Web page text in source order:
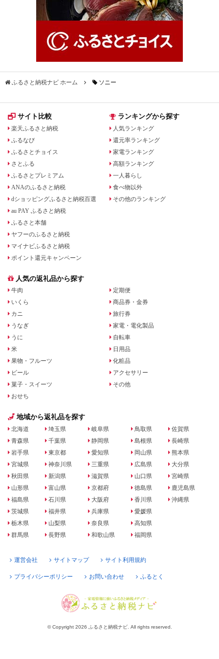
ふるさと納税ナビ ホーム ソニー
サイト比較
楽天ふるさと納税
ふるなび
ふるさとチョイス
さとふる
ふるさとプレミアム
ANAのふるさと納税
dショッピングふるさと納税百選
au PAY ふるさと納税
ふるさと本舗
ヤフーのふるさと納税
マイナビふるさと納税
ポイント還元キャンペーン
ランキングから探す
人気ランキング
還元率ランキング
家電ランキング
高額ランキング
一人暮らし
食べ物以外
その他のランキング
人気の返礼品から探す
牛肉
いくら
カニ
うなぎ
うに
米
果物・フルーツ
ビール
菓子・スイーツ
おせち
定期便
商品券・金券
旅行券
家電・電化製品
自転車
日用品
化粧品
アクセサリー
その他
地域から返礼品を探す
北海道
青森県
岩手県
宮城県
秋田県
山形県
福島県
茨城県
栃木県
群馬県
埼玉県
千葉県
東京都
神奈川県
新潟県
富山県
石川県
福井県
山梨県
長野県
岐阜県
静岡県
愛知県
三重県
滋賀県
京都府
大阪府
兵庫県
奈良県
和歌山県
鳥取県
島根県
岡山県
広島県
山口県
徳島県
香川県
愛媛県
高知県
福岡県
佐賀県
長崎県
熊本県
大分県
宮崎県
鹿児島県
沖縄県
運営会社 サイトマップ サイト利用規約
プライバシーポリシー お問い合わせ ふるとく
© Copyright 2026 ふるさと納税ナビ. All rights reserved.